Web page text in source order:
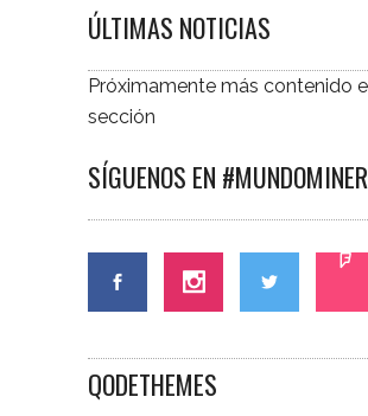
ÚLTIMAS NOTICIAS
Próximamente más contenido
sección
SÍGUENOS EN
QODETHEMES